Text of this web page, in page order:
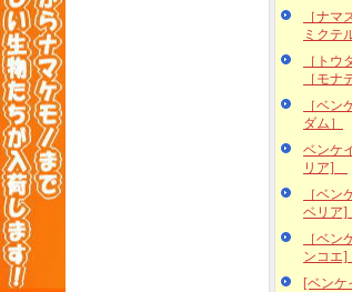
［ナマ
ミクテ
［トウ
［モナ
［ベン
ダム］
ベンケ
リア]
［ベン
ベリア]
［ベン
ンコエ]
[ベンケ